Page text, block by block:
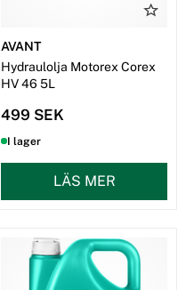
AVANT
Hydraulolja Motorex Corex
HV 46 5L
499 SEK
I lager
LÄS MER